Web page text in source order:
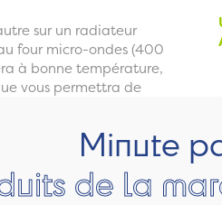
sur un radiateur
four micro-ondes (400
à bonne température,
vous permettra de
Minute
de la